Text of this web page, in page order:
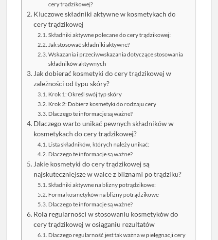
cery trądzikowej?
Kluczowe składniki aktywne w kosmetykach do
cery trądzikowej
Składniki aktywne polecane do cery trądzikowej:
Jak stosować składniki aktywne?
Wskazania i przeciwwskazania dotyczące stosowania
składników aktywnych
Jak dobierać kosmetyki do cery trądzikowej w
zależności od typu skóry?
Krok 1: Określ swój typ skóry
Krok 2: Dobierz kosmetyki do rodzaju cery
Dlaczego te informacje są ważne?
Dlaczego warto unikać pewnych składników w
kosmetykach do cery trądzikowej?
Lista składników, których należy unikać:
Dlaczego te informacje są ważne?
Jakie kosmetyki do cery trądzikowej są
najskuteczniejsze w walce z bliznami po trądziku?
Składniki aktywne na blizny potrądzikowe:
Forma kosmetyków na blizny potrądzikowe
Dlaczego te informacje są ważne?
Rola regularności w stosowaniu kosmetyków do
cery trądzikowej w osiąganiu rezultatów
Dlaczego regularność jest tak ważna w pielęgnacji cery